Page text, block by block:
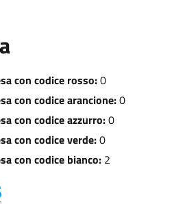
con codice rosso:0
con codice arancione:0
con codice azzurro:0
con codice verde:0
con codice bianco: 2